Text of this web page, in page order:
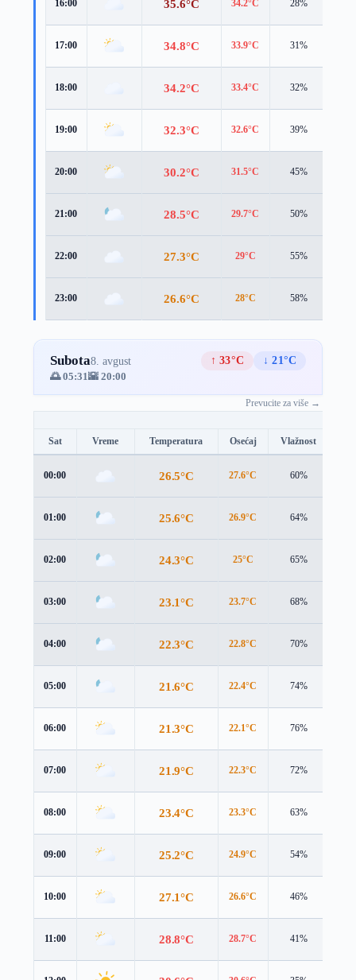
16:00 35.6°C 34.2°C 28%
17:00 34.8°C 33.9°C 31%
18:00 34.2°C 33.4°C 32%
19:00 32.3°C 32.6°C 39%
20:00 30.2°C 31.5°C 45%
21:00 28.5°C 29.7°C 50%
22:00 27.3°C 29°C 55%
23:00 26.6°C 28°C 58%
Subota8. avgust ↑ 33°C
↓ 21°C
🌅 05:31🌇 20:00
Prevucite za više →
Sat Vreme Temperatura Osećaj Vlažnost
00:00 26.5°C 27.6°C 60%
01:00 25.6°C 26.9°C 64%
02:00 24.3°C 25°C 65%
03:00 23.1°C 23.7°C 68%
04:00 22.3°C 22.8°C 70%
05:00 21.6°C 22.4°C 74%
06:00 21.3°C 22.1°C 76%
07:00 21.9°C 22.3°C 72%
08:00 23.4°C 23.3°C 63%
09:00 25.2°C 24.9°C 54%
10:00 27.1°C 26.6°C 46%
11:00 28.8°C 28.7°C 41%